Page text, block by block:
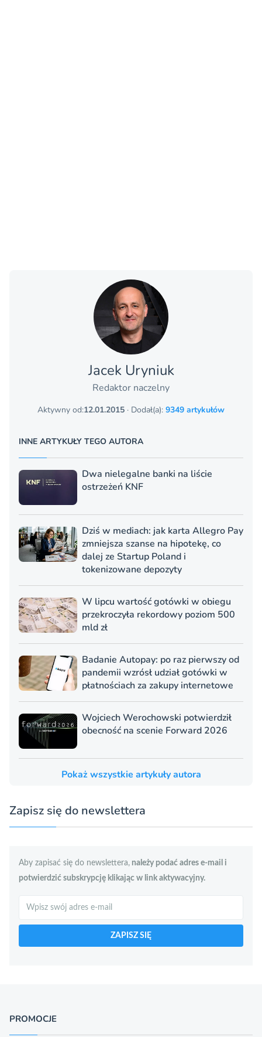
Jacek Uryniuk
Redaktor naczelny
Aktywny od:12.01.2015 · Dodał(a): 9349 artykułów
INNE ARTYKUŁY TEGO AUTORA
Dwa nielegalne banki na liście
ostrzeżeń KNF
Dziś w mediach: jak karta Allegro Pay
zmniejsza szanse na hipotekę, co
dalej ze Startup Poland i
tokenizowane depozyty
W lipcu wartość gotówki w obiegu
przekroczyła rekordowy poziom 500
mld zł
Badanie Autopay: po raz pierwszy od
pandemii wzrósł udział gotówki w
płatnościach za zakupy internetowe
Wojciech Werochowski potwierdził
obecność na scenie Forward 2026
Pokaż wszystkie artykuły autora
Zapisz się do newslettera
Aby zapisać się do newslettera, należy podać adres e-mail i
potwierdzić subskrypcję klikając w link aktywacyjny.
ZAPISZ SIĘ
PROMOCJE